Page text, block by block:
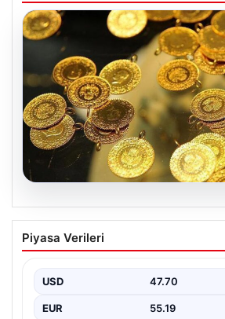
06.08.2026
Altın fiyatları canlı 7 Nisan
fiyatları bugün ne kadar
Piyasa Verileri
USD 47.70
EUR 55.19